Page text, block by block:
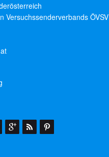
Versuchssenderverbands ÖVSV